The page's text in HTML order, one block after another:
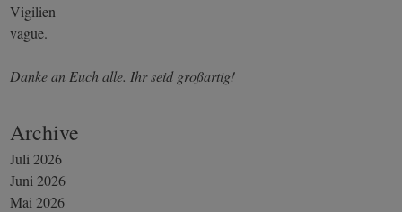
Vigilien
vague.
Danke an Euch alle. Ihr seid großartig!
Archive
Juli 2026
Juni 2026
Mai 2026